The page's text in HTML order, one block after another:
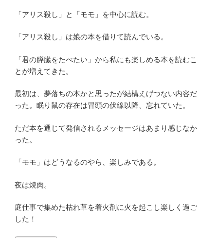
「アリス殺し」と「モモ」を中心に読む。
「アリス殺し」は娘の本を借りて読んでいる。
「君の膵臓をたべたい」から私にも楽しめる本を読むこ
とが増えてきた。
最初は、夢落ちの本かと思ったが結構えげつない内容だ
った。眠り鼠の存在は冒頭の伏線以降、忘れていた。
ただ本を通じて発信されるメッセージはあまり感じなか
った。
「モモ」はどうなるのやら、楽しみである。
夜は焼肉。
庭仕事で集めた枯れ草を着火剤に火を起こし楽しく過ご
した！